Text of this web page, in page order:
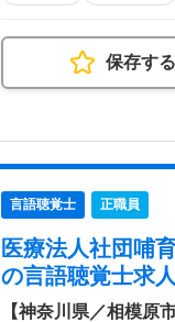
保存する
言語聴覚士 正職員
医療法人社団哺
の言語聴覚士求
【神奈川県／相模原